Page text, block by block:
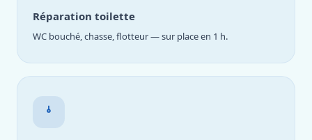
Réparation toilette
WC bouché, chasse, flotteur — sur place en 1 h.